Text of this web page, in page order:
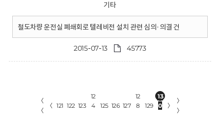
기타
철도차량 운전실 폐쇄회로 텔레비전 설치 관련 심의·의결 건
2015-07-13 45773
〈
〈
〈 121 122 123
12
4
125 126 127
12
8
129
13
0
〉
〉
〉